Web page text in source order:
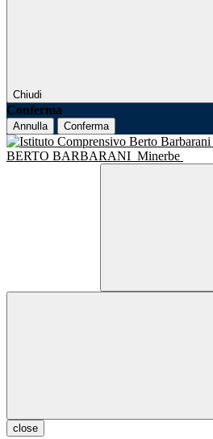
Chiudi
Conferma
Annulla Conferma
BERTO BARBARANI Minerbe
close